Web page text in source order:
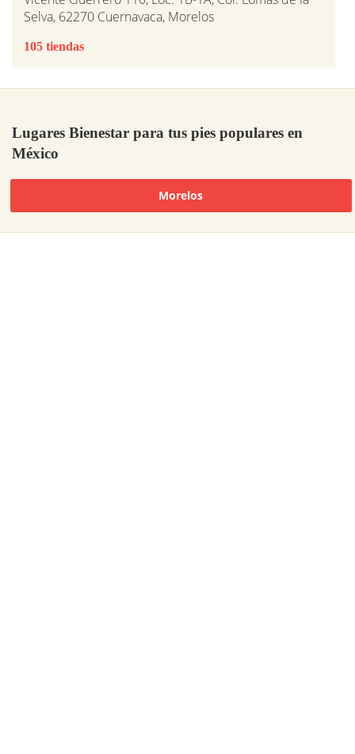
Selva, 62270 Cuernavaca, Morelos
105 tiendas
Lugares Bienestar para tus pies populares en
México
Morelos